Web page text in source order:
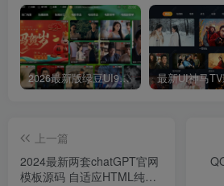
2026最新版绿豆UI9双端影视APP源码
上一篇
2024最新两套chatGPT官网
模板源码 自适应HTML纯静